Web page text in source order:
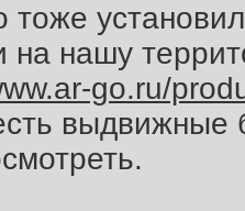
тоже
на нашу
go.ru/